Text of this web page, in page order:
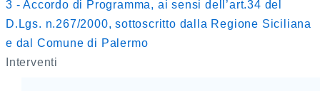
3 - Accordo di Programma, ai sensi dell’art.34 del
D.Lgs. n.267/2000, sottoscritto dalla Regione Siciliana
e dal Comune di Palermo
Interventi